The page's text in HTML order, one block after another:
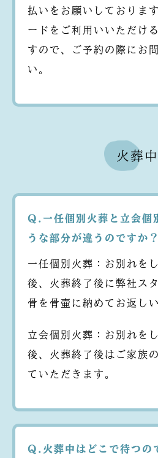
払いをお願いしておりま
ードをご利用いいただけ
すので、ご予約の際にお
い。
火葬中
Q.一任個別火葬と立会個
うな部分が違うのですか？
一任個別火葬：お別れを
後、火葬終了後に弊社ス
骨を骨壷に納めてお返し
立会個別火葬：お別れを
後、火葬終了後はご家族
ていただきます。
Q.火葬中はどこで待つの